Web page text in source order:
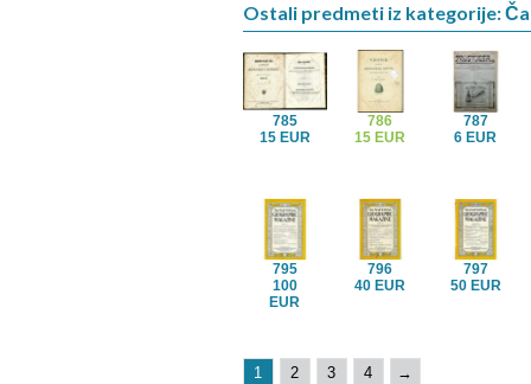
Ostali predmeti iz kategorije:
785
15 EUR
786
15 EUR
787
6 EUR
795
100
EUR
796
40 EUR
797
50 EUR
1 2 3 4 →